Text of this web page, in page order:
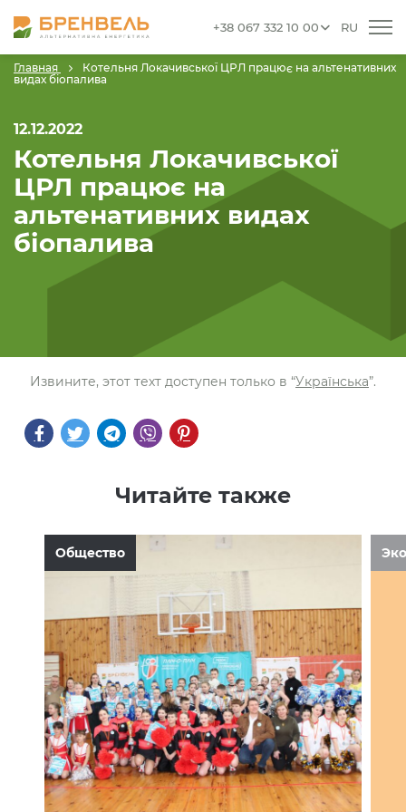
+38 067 332 10 00 RU
Главная
Котельня Локачивської ЦРЛ працює на альтенативних
видах біопалива
12.12.2022
Котельня Локачивської
ЦРЛ працює на
альтенативних видах
біопалива
Извините, этот техт доступен только в “Українська”.
Читайте также
Общество